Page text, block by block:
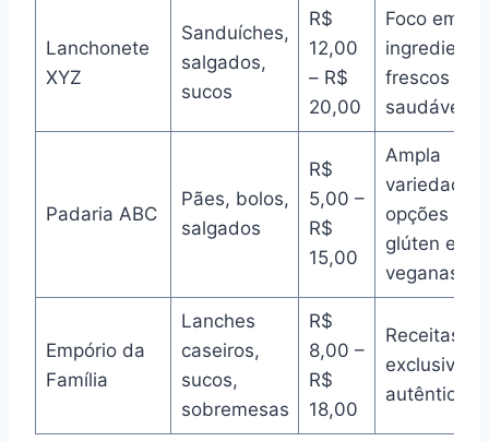
Lanchonete
XYZ
Sanduíches,
salgados,
sucos
R$
12,00
– R$
20,00
Foco em
frescos e
saudáveis
Padaria ABC
Pães, bolos,
salgados
R$
5,00 –
R$
15,00
Ampla
variedade
opções
glúten e
veganas
Empório da
Família
Lanches
caseiros,
sucos,
sobremesas
R$
8,00 –
R$
18,00
Receitas
exclusivas
autênticas